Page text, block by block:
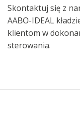
Skontaktuj się z
AABO-IDEAL
klientom w
sterowania.